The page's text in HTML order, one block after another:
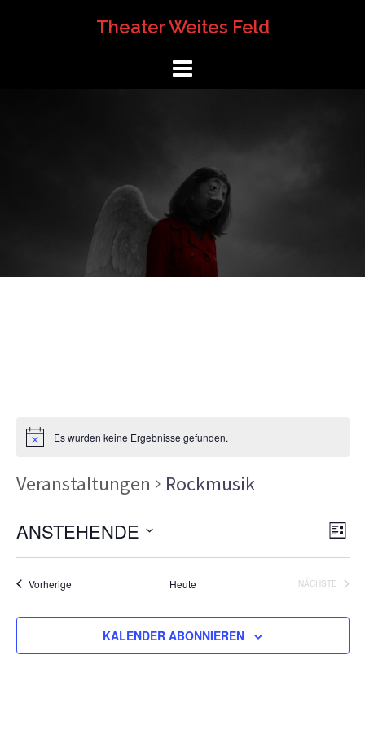
Theater Weites Feld
Es wurden keine Ergebnisse gefunden.
Veranstaltungen Rockmusik
LISTE
ANSTEHENDE
Datum
wählen.
VorherigeVeranstaltungen Heute
NÄCHSTE
KALENDER ABONNIEREN